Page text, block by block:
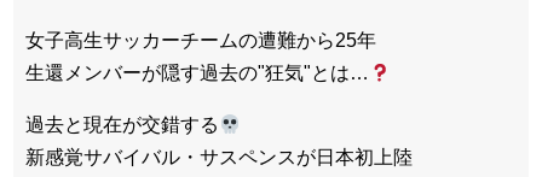
女子高生サッカーチームの遭難から25年
生還メンバーが隠す過去の"狂気"とは…
過去と現在が交錯する
新感覚サバイバル・サスペンスが日本初上陸